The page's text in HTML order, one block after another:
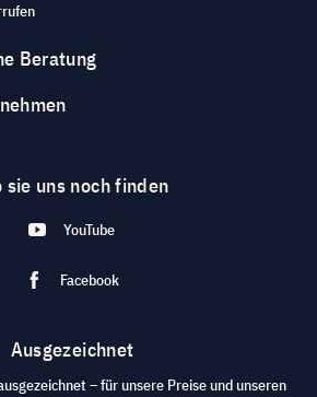
Beratung
sie uns noch finden
YouTube
Facebook
Ausgezeichnet
– für unsere Preise und unseren